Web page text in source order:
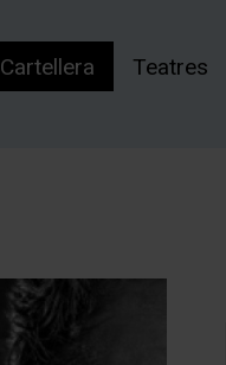
Cartellera Teatres